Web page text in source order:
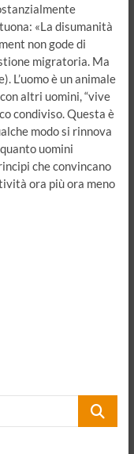
«La disumanità
non gode di
migratoria. Ma
L’uomo è un animale
altri uomini, “vive
condiviso. Questa è
modo si rinnova
uomini
che convincano
ora più ora meno
Cerca…